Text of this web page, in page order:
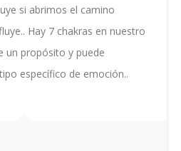
si abrimos el camino
Hay 7 chakras en nuestro
un propósito y puede
específico de emoción..